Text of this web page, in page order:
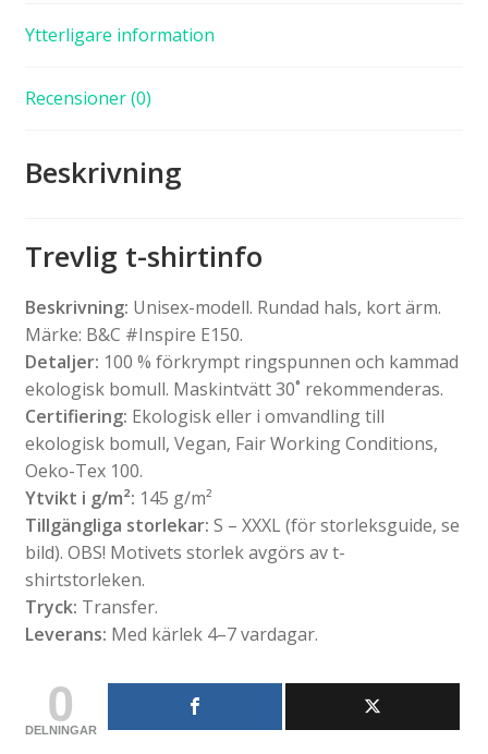
Ytterligare information
Recensioner (0)
Beskrivning
Trevlig t-shirtinfo
Beskrivning: Unisex-modell. Rundad hals, kort ärm.
Märke: B&C #Inspire E150.
Detaljer: 100 % förkrympt ringspunnen och kammad
ekologisk bomull. Maskintvätt 30˚ rekommenderas.
Certifiering: Ekologisk eller i omvandling till
ekologisk bomull, Vegan, Fair Working Conditions,
Oeko-Tex 100.
Ytvikt i g/m²: 145 g/m²
Tillgängliga storlekar: S – XXXL (för storleksguide, se
bild). OBS! Motivets storlek avgörs av t-
shirtstorleken.
Tryck: Transfer.
Leverans: Med kärlek 4–7 vardagar.
0
DELNINGAR